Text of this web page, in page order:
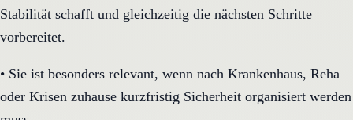
Stabilität schafft und gleichzeitig die nächsten Schritte
vorbereitet.
• Sie ist besonders relevant, wenn nach Krankenhaus, Reha
oder Krisen zuhause kurzfristig Sicherheit organisiert werden